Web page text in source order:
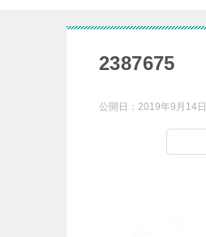
2387675
公開日： 2019年9月14日